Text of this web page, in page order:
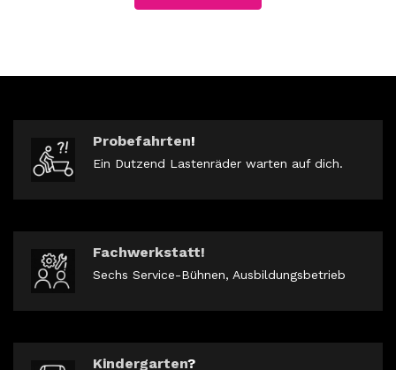
Probefahrten!
Ein Dutzend Lastenräder warten auf dich.
Fachwerkstatt!
Sechs Service-Bühnen, Ausbildungsbetrieb
Kindergarten?